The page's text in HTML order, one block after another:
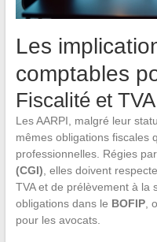
Les
comptables
Fiscalité et TVA
Les AARPI, malgré leur
mêmes obligations fiscales
professionnelles. Régies
(CGI), elles doivent
TVA et de prélèvement à la
obligations dans le BOFIP,
pour les avocats.